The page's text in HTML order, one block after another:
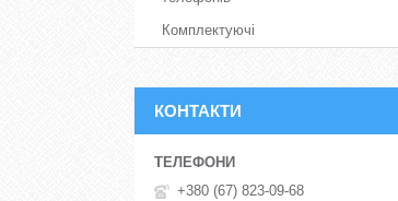
Комплектуючі
КОНТАКТИ
+380 (67) 823-09-68